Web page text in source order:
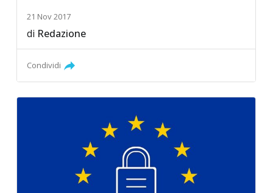
21 Nov 2017
di Redazione
Condividi